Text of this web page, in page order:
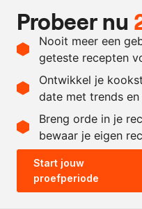
100
gram
naar
Recept omrekenen
-
0.5x 1x
Probeer nu
Nooit meer een
geteste recepten
Ontwikkel je
date met trends
Breng orde in je
bewaar je eigen
Start jouw
proefperiode